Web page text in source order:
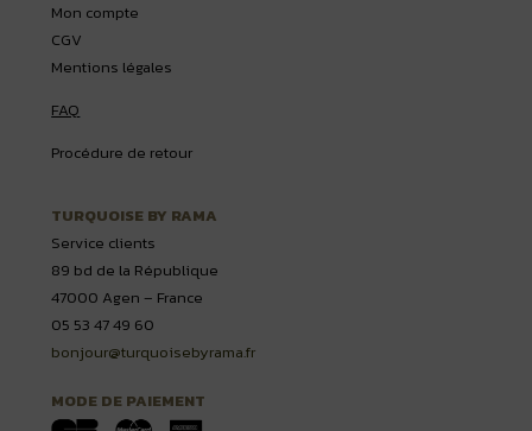
Mon compte
CGV
Mentions légales
FAQ
Procédure de retour
TURQUOISE BY RAMA
Service clients
89 bd de la République
47000 Agen – France
05 53 47 49 60
bonjour@turquoisebyrama.fr
MODE DE PAIEMENT